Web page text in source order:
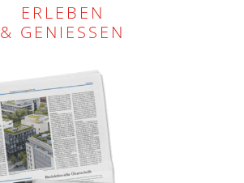
ERLEBEN
& GENIESSEN